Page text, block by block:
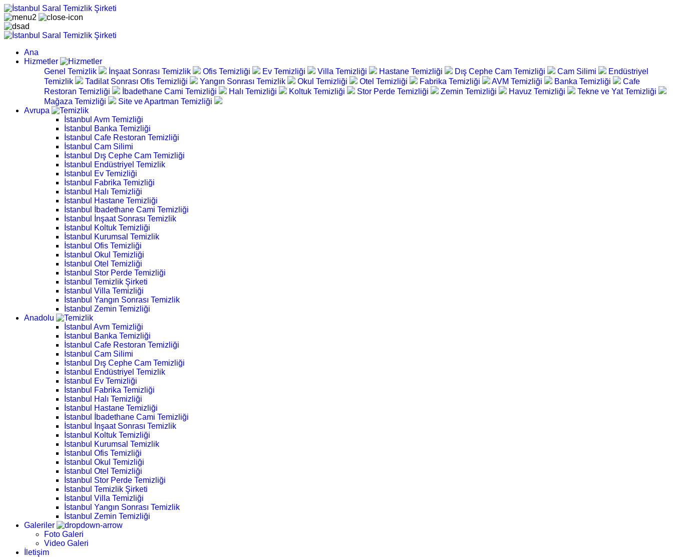
Ana
Hizmetler
Genel Temizlik
İnşaat Sonrası Temizlik Ofis Temizliği Ev Temizliği Villa Temizliği Hastane Temizliği Dış Cephe Cam Temizliği Cam Silimi
Endüstriyel
Temizlik
Tadilat Sonrası Ofis Temizliği Yangın Sonrası Temizlik Okul Temizliği Otel Temizliği Fabrika Temizliği AVM Temizliği Banka Temizliği
Cafe
Restoran Temizliği
İbadethane Cami Temizliği Halı Temizliği Koltuk Temizliği Stor Perde Temizliği Zemin Temizliği Havuz Temizliği
Tekne ve Yat Temizliği
Mağaza Temizliği
Site ve Apartman Temizliği
Avrupa
İstanbul Avm Temizliği
İstanbul Banka Temizliği
İstanbul Cafe Restoran Temizliği
İstanbul Cam Silimi
İstanbul Dış Cephe Cam Temizliği
İstanbul Endüstriyel Temizlik
İstanbul Ev Temizliği
İstanbul Fabrika Temizliği
İstanbul Halı Temizliği
İstanbul Hastane Temizliği
İstanbul İbadethane Cami Temizliği
İstanbul İnşaat Sonrası Temizlik
İstanbul Koltuk Temizliği
İstanbul Kurumsal Temizlik
İstanbul Ofis Temizliği
İstanbul Okul Temizliği
İstanbul Otel Temizliği
İstanbul Stor Perde Temizliği
İstanbul Temizlik Şirketi
İstanbul Villa Temizliği
İstanbul Yangın Sonrası Temizlik
İstanbul Zemin Temizliği
Anadolu
İstanbul Avm Temizliği
İstanbul Banka Temizliği
İstanbul Cafe Restoran Temizliği
İstanbul Cam Silimi
İstanbul Dış Cephe Cam Temizliği
İstanbul Endüstriyel Temizlik
İstanbul Ev Temizliği
İstanbul Fabrika Temizliği
İstanbul Halı Temizliği
İstanbul Hastane Temizliği
İstanbul İbadethane Cami Temizliği
İstanbul İnşaat Sonrası Temizlik
İstanbul Koltuk Temizliği
İstanbul Kurumsal Temizlik
İstanbul Ofis Temizliği
İstanbul Okul Temizliği
İstanbul Otel Temizliği
İstanbul Stor Perde Temizliği
İstanbul Temizlik Şirketi
İstanbul Villa Temizliği
İstanbul Yangın Sonrası Temizlik
İstanbul Zemin Temizliği
Galeriler
Foto Galeri
Video Galeri
İletişim